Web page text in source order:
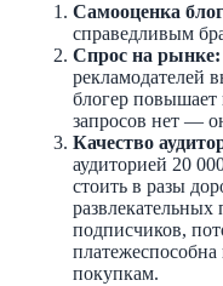
Самооценка
справедливым
Спрос на рынке:
рекламодателей
блогер
запросов нет —
Качество
аудиторией 20
стоить в разы
развлекательных
подписчиков,
покупкам.